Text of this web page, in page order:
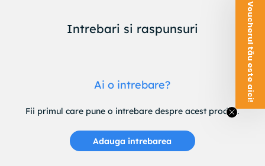
Intrebari si raspunsuri
Ai o intrebare?
Fii primul care pune o intrebare despre acest produs.
Adauga intrebarea
Voucherul tău este aici!